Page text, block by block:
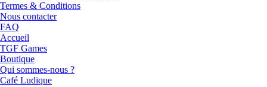
Termes & Conditions
Nous contacter
FAQ
Accueil
TGF Games
Boutique
Qui sommes-nous ?
Café Ludique